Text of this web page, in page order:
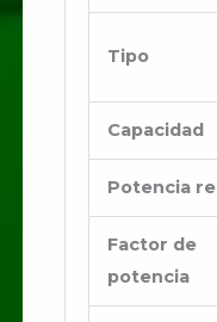
Tipo
Capacidad
Potencia
Factor de
potencia